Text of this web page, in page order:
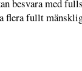
besvara med
flera fullt